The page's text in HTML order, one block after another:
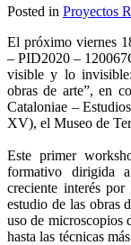
Posted in Proyectos
El próximo viernes
– PID2020 –
visible y lo
obras de arte”, en
Cataloniae –
XV), el Museo de
Este primer
formativo dirigida
creciente interés
estudio de las obras
uso de microscopios
hasta las técnicas